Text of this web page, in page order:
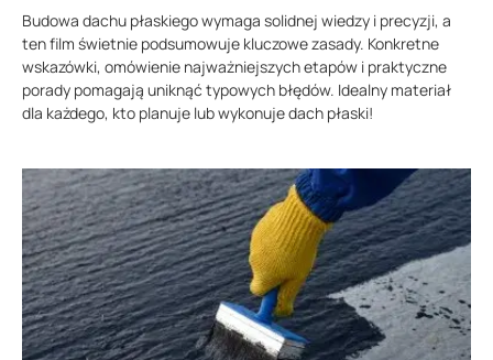
Budowa dachu płaskiego wymaga solidnej wiedzy i precyzji, a
ten film świetnie podsumowuje kluczowe zasady. Konkretne
wskazówki, omówienie najważniejszych etapów i praktyczne
porady pomagają uniknąć typowych błędów. Idealny materiał
dla każdego, kto planuje lub wykonuje dach płaski!